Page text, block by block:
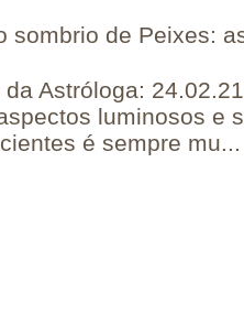
sombrio de Peixes:
da Astróloga:
luminosos e
é sempre mu...